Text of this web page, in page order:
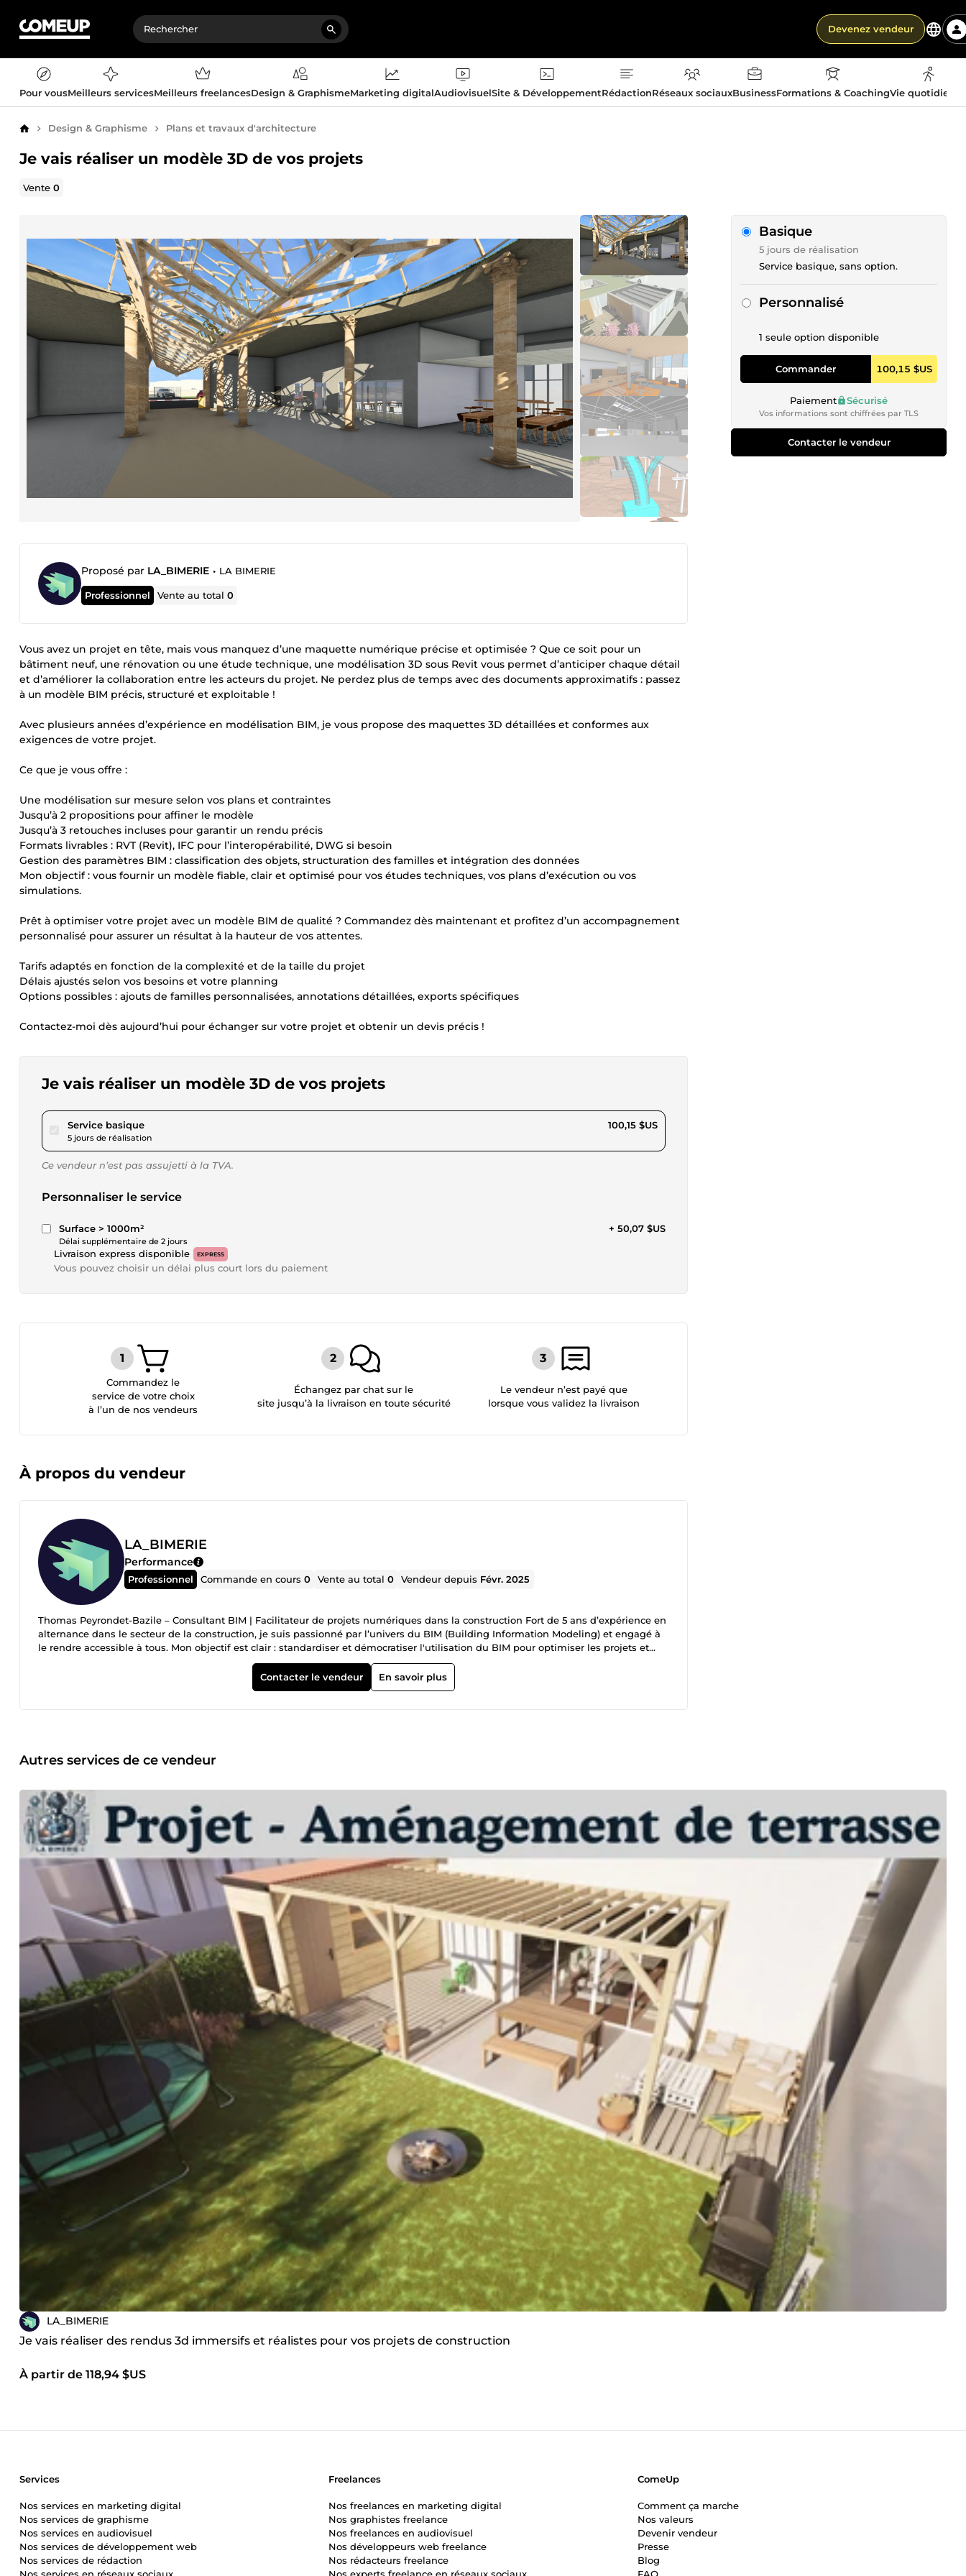
Devenez vendeur
Pour vousMeilleurs servicesMeilleurs freelancesDesign & GraphismeMarketing digitalAudiovisuelSite & DéveloppementRédactionRéseaux sociauxBusinessFormations & CoachingVie
AccueilDesign & Graphisme Plans et travaux d'architecture
Je vais réaliser un modèle 3D de vos projets
Vente0
Proposé par LA_BIMERIE • LA BIMERIE
Professionnel Vente au total0
Vous avez un projet en tête, mais vous manquez d’une maquette numérique précise et optimisée ? Que ce soit pour un
bâtiment neuf, une rénovation ou une étude technique, une modélisation 3D sous Revit vous permet d’anticiper chaque détail
et d’améliorer la collaboration entre les acteurs du projet. Ne perdez plus de temps avec des documents approximatifs : passez
à un modèle BIM précis, structuré et exploitable !
Avec plusieurs années d’expérience en modélisation BIM, je vous propose des maquettes 3D détaillées et conformes aux
exigences de votre projet.
Ce que je vous offre :
Une modélisation sur mesure selon vos plans et contraintes
Jusqu’à 2 propositions pour affiner le modèle
Jusqu’à 3 retouches incluses pour garantir un rendu précis
Formats livrables : RVT (Revit), IFC pour l’interopérabilité, DWG si besoin
Gestion des paramètres BIM : classification des objets, structuration des familles et intégration des données
Mon objectif : vous fournir un modèle fiable, clair et optimisé pour vos études techniques, vos plans d’exécution ou vos
simulations.
Prêt à optimiser votre projet avec un modèle BIM de qualité ? Commandez dès maintenant et profitez d’un accompagnement
personnalisé pour assurer un résultat à la hauteur de vos attentes.
Tarifs adaptés en fonction de la complexité et de la taille du projet
Délais ajustés selon vos besoins et votre planning
Options possibles : ajouts de familles personnalisées, annotations détaillées, exports spécifiques
Contactez-moi dès aujourd’hui pour échanger sur votre projet et obtenir un devis précis !
Je vais réaliser un modèle 3D de vos projets
Service basiquepour 92,31 $US
5 jours de réalisation
100,15 $US
Ce vendeur n’est pas assujetti à la TVA.
Personnaliser le service
Surface > 1000m²
Délai supplémentaire de 2 jours
+ 50,07 $US
Livraison express disponible EXPRESS
Vous pouvez choisir un délai plus court lors du paiement
Basique
5 jours de réalisation
Service basique, sans option.
Personnalisé
1 seule option disponible
Commander 100,15 $US
Paiement Sécurisé
Vos informations sont chiffrées par TLS
Contacter le vendeur
Commandez le
service de votre choix
à l’un de nos vendeurs
Échangez par chat sur le
site jusqu’à la livraison en toute sécurité
Le vendeur n’est payé que
lorsque vous validez la livraison
À propos du vendeur
LA_BIMERIE
Performance
Professionnel Commande en cours0 Vente au total0 Vendeur depuis Févr. 2025
Thomas Peyrondet-Bazile – Consultant BIM | Facilitateur de projets numériques dans la construction Fort de 5 ans d’expérience en
alternance dans le secteur de la construction, je suis passionné par l’univers du BIM (Building Information Modeling) et engagé à
le rendre accessible à tous. Mon objectif est clair : standardiser et démocratiser l'utilisation du BIM pour optimiser les projets et
améliorer la collaboration entre les parties prenantes. Grâce à mon parcours diversifié, allant de la modélisation 3D à la
coordination BIM, en passant par l'analyse de l'existant en tant que technicien Géomètre-Topographe, j’ai acquis une solide
expertise dans la gestion et la structuration de données numériques complexes. Aujourd'hui, j’accompagne les entreprises dans la
des projets complexes qui nécessitent une grande rigueur et un savoir-faire précis. Ensemble, faisons évoluer vos projets vers un
Contacter le vendeur En savoir plus
Autres services de ce vendeur
LA_BIMERIE
Je vais réaliser des rendus 3d immersifs et réalistes pour vos projets de construction
À partir de 118,94 $US
Services
Nos services en marketing digital
Nos services de graphisme
Nos services en audiovisuel
Nos services de développement web
Nos services de rédaction
Nos services en réseaux sociaux
Freelances
Nos freelances en marketing digital
Nos graphistes freelance
Nos freelances en audiovisuel
Nos développeurs web freelance
Nos rédacteurs freelance
Nos experts freelance en réseaux sociaux
ComeUp
Comment ça marche
Nos valeurs
Devenir vendeur
Presse
Blog
FAQ